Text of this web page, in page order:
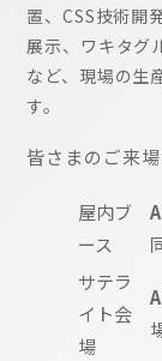
置、CSS技術開
展示、ワキタグ
など、現場の生
す。
皆さまのご来
屋内ブ
ース
サテラ
イト会
場